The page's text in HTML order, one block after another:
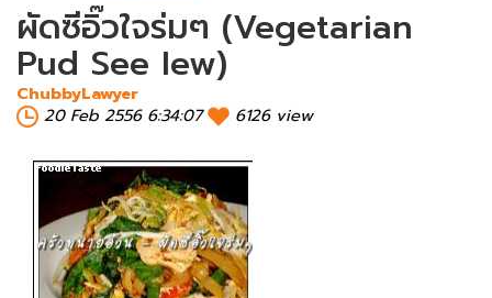
ผัดซีอิ๊วใจร่มๆ (Vegetarian
Pud See Iew)
ChubbyLawyer
20 Feb 2556 6:34:07
6126 view